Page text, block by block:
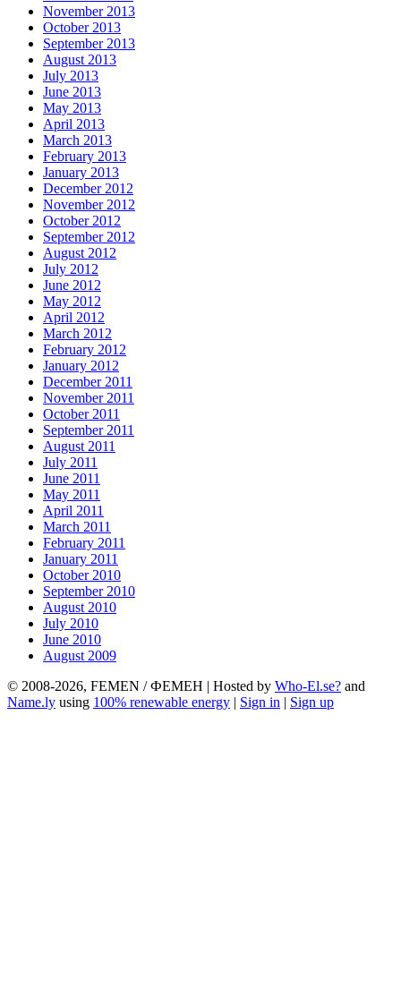
November 2013
October 2013
September 2013
August 2013
July 2013
June 2013
May 2013
April 2013
March 2013
February 2013
January 2013
December 2012
November 2012
October 2012
September 2012
August 2012
July 2012
June 2012
May 2012
April 2012
March 2012
February 2012
January 2012
December 2011
November 2011
October 2011
September 2011
August 2011
July 2011
June 2011
May 2011
April 2011
March 2011
February 2011
January 2011
October 2010
September 2010
August 2010
July 2010
June 2010
August 2009
© 2008-2026, FEMEN / ФЕМЕН | Hosted by Who-El.se? and
Name.ly using 100% renewable energy | Sign in | Sign up